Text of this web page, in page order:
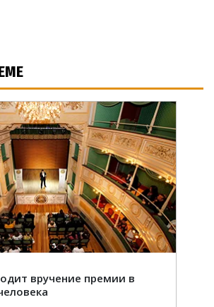
вручение премии в